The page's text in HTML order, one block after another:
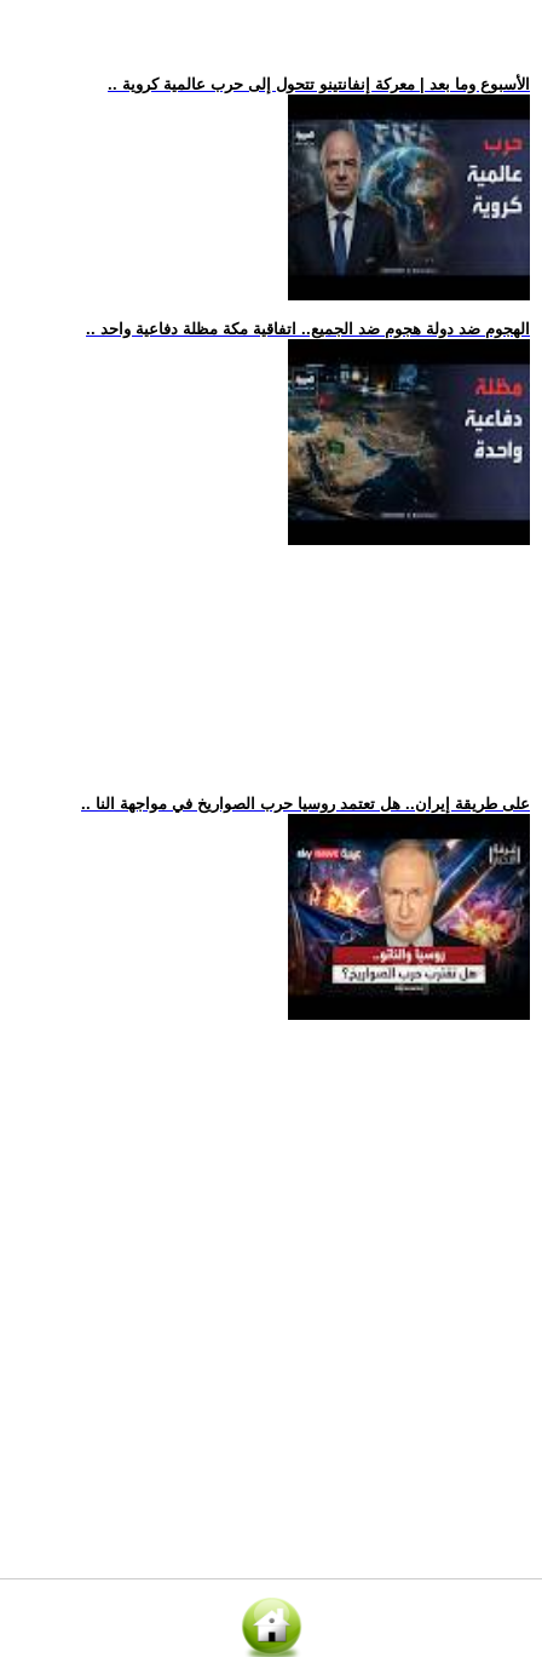
.. الأسبوع وما بعد | معركة إنفانتينو تتحول إلى حرب عالمية كروية
.. الهجوم ضد دولة هجوم ضد الجميع.. اتفاقية مكة مظلة دفاعية واحد
.. على طريقة إيران.. هل تعتمد روسيا حرب الصواريخ في مواجهة النا